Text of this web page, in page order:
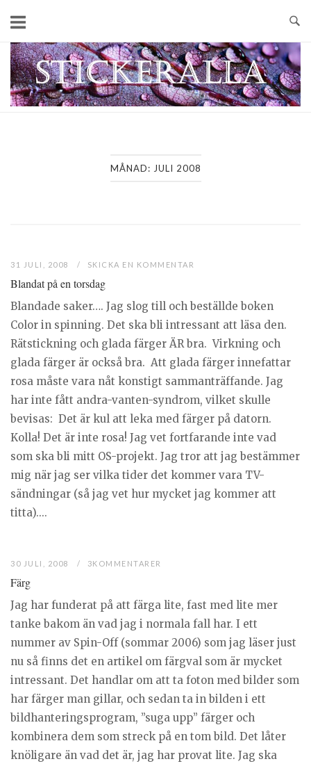
content
Home
MÅNAD: JULI 2008
31 JULI, 2008 SKICKA EN KOMMENTAR
Blandat på en torsdag
Blandade saker…. Jag slog till och beställde boken
Color in spinning. Det ska bli intressant att läsa den.
Rätstickning och glada färger ÄR bra. Virkning och
glada färger är också bra. Att glada färger innefattar
rosa måste vara nåt konstigt sammanträffande. Jag
har inte fått andra-vanten-syndrom, vilket skulle
bevisas: Det är kul att leka med färger på datorn.
Kolla! Det är inte rosa! Jag vet fortfarande inte vad
som ska bli mitt OS-projekt. Jag tror att jag bestämmer
mig när jag ser vilka tider det kommer vara TV-
sändningar (så jag vet hur mycket jag kommer att
titta)....
30 JULI, 2008 3KOMMENTARER
Färg
Jag har funderat på att färga lite, fast med lite mer
tanke bakom än vad jag i normala fall har. I ett
nummer av Spin-Off (sommar 2006) som jag läser just
nu så finns det en artikel om färgval som är mycket
intressant. Det handlar om att ta foton med bilder som
har färger man gillar, och sedan ta in bilden i ett
bildhanteringsprogram, ”suga upp” färger och
kombinera dem som streck på en tom bild. Det låter
knöligare än vad det är, jag har provat lite. Jag ska